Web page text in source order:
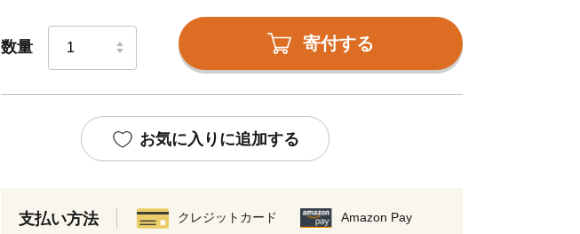
数量 寄付する
お気に入りに追加する
支払い方法 クレジットカード Amazon Pay